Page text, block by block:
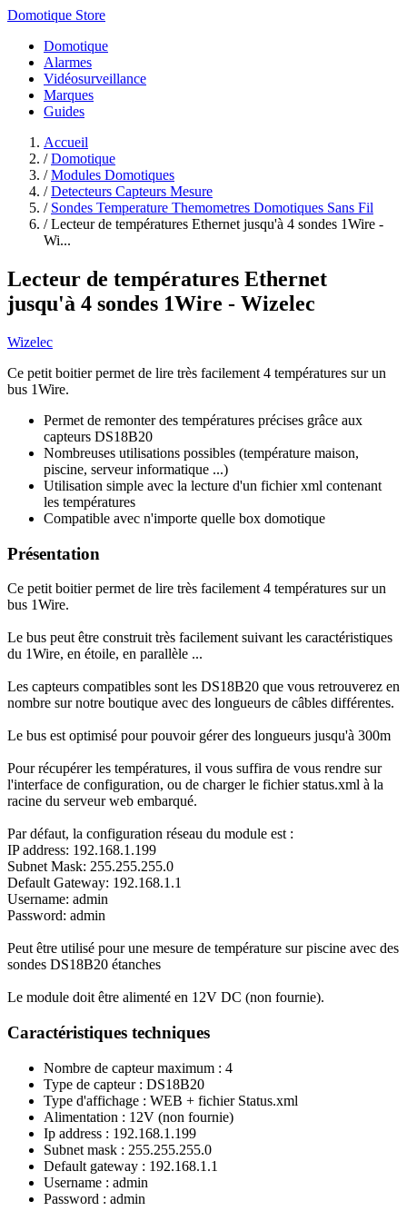
Domotique Store
Domotique
Alarmes
Vidéosurveillance
Marques
Guides
Accueil
/ Domotique
/ Modules Domotiques
/ Detecteurs Capteurs Mesure
/ Sondes Temperature Themometres Domotiques Sans Fil
/ Lecteur de températures Ethernet jusqu'à 4 sondes 1Wire -
Wi...
Lecteur de températures Ethernet
jusqu'à 4 sondes 1Wire - Wizelec
Wizelec
Ce petit boitier permet de lire très facilement 4 températures sur un
bus 1Wire.
Permet de remonter des températures précises grâce aux
capteurs DS18B20
Nombreuses utilisations possibles (température maison,
piscine, serveur informatique ...)
Utilisation simple avec la lecture d'un fichier xml contenant
les températures
Compatible avec n'importe quelle box domotique
Présentation
Ce petit boitier permet de lire très facilement 4 températures sur un
bus 1Wire.
Le bus peut être construit très facilement suivant les caractéristiques
du 1Wire, en étoile, en parallèle ...
Les capteurs compatibles sont les DS18B20 que vous retrouverez en
nombre sur notre boutique avec des longueurs de câbles différentes.
Le bus est optimisé pour pouvoir gérer des longueurs jusqu'à 300m
Pour récupérer les températures, il vous suffira de vous rendre sur
l'interface de configuration, ou de charger le fichierstatus.xml à la
racine du serveur web embarqué.
Par défaut, la configuration réseau du module est :
IP address: 192.168.1.199
Subnet Mask: 255.255.255.0
Default Gateway: 192.168.1.1
Username: admin
Password: admin
Peut être utilisé pour une mesure de température sur piscine avec des
sondes DS18B20 étanches
Le module doit être alimenté en 12V DC (non fournie).
Caractéristiques techniques
Nombre de capteur maximum : 4
Type de capteur : DS18B20
Type d'affichage : WEB + fichier Status.xml
Alimentation : 12V (non fournie)
Ip address : 192.168.1.199
Subnet mask : 255.255.255.0
Default gateway : 192.168.1.1
Username : admin
Password : admin